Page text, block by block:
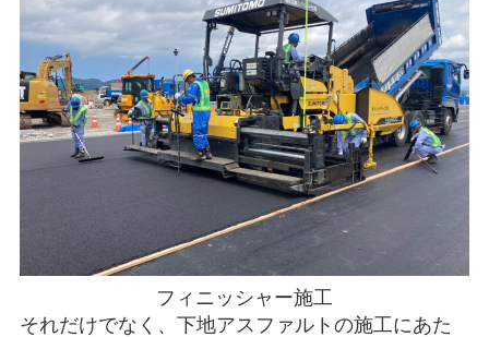
フィニッシャー施工
それだけでなく、下地アスファルトの施工にあた